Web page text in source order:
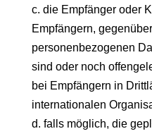
c. die Empfänger oder
Empfängern,
personenbezogenen
sind oder noch
bei Empfängern in
internationalen
d. falls möglich, die